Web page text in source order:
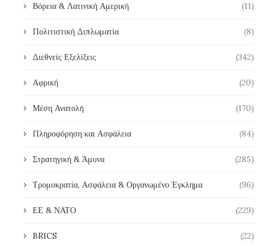
Βόρεια & Λατινική Αμερική (11)
Πολιτιστική Διπλωματία (8)
Διεθνείς Εξελίξεις (342)
Αφρική (20)
Μέση Ανατολή (170)
Πληροφόρηση και Ασφάλεια (84)
Στρατηγική & Άμυνα (285)
Τρομοκρατία, Ασφάλεια & Οργανωμένο Έγκλημα (96)
ΕΕ & ΝΑΤΟ (229)
BRICS (22)